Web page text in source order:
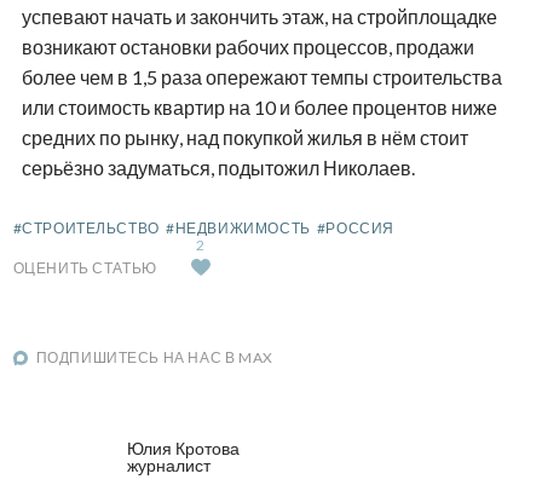
успевают начать и закончить этаж, на стройплощадке
возникают остановки рабочих процессов, продажи
более чем в 1,5 раза опережают темпы строительства
или стоимость квартир на 10 и более процентов ниже
средних по рынку, над покупкой жилья в нём стоит
серьёзно задуматься, подытожил Николаев.
#СТРОИТЕЛЬСТВО #НЕДВИЖИМОСТЬ #РОССИЯ
ОЦЕНИТЬ СТАТЬЮ
2
ПОДПИШИТЕСЬ НА НАС В MAX
Юлия Кротова
журналист